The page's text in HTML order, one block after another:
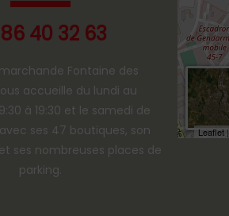
40 32 63
Fontaine des
accueille du lundi au
à 19:30 et le samedi de
ses 47 boutiques, son
ses nombreuses places de
parking.
Leaflet